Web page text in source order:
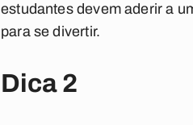
estudantes devem aderir a
para se divertir.
Dica 2